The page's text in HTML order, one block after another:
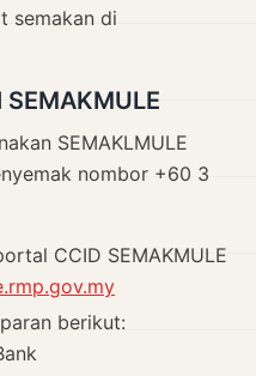
semakan di
SEMAKLMULE
nombor +60 3
CCID SEMAKMULE
berikut: